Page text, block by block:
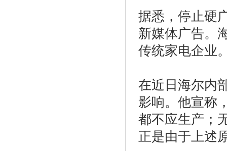
据悉，停止硬
新媒体广告。
传统家电企业
在近日海尔内
影响。他宣称
都不应生产；
正是由于上述